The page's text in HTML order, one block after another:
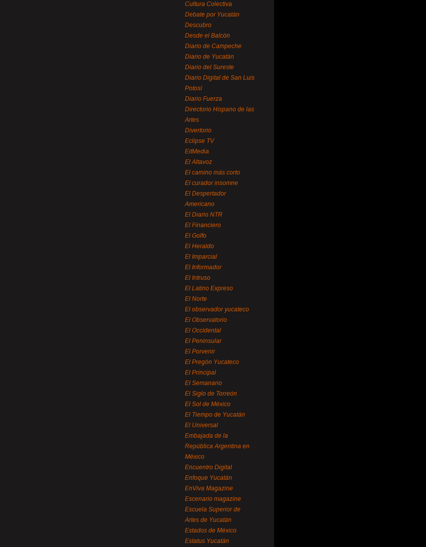
Cultura Colectiva
Debate por Yucatán
Descubro
Desde el Balcón
Diario de Campeche
Diario de Yucatán
Diario del Sureste
Diario Digital de San Luis
Potosí
Diario Fuerza
Directorio Hispano de las
Artes
Divertorio
Eclipse TV
EitMedia
El Altavoz
El camino más corto
El curador insomne
El Despertador
Americano
El Diario NTR
El Financiero
El Golfo
El Heraldo
El Imparcial
El Informador
El Intruso
El Latino Expreso
El Norte
El observador yucateco
El Observatorio
El Occidental
El Peninsular
El Porvenir
El Pregón Yucateco
El Principal
El Semanario
El Siglo de Torreón
El Sol de México
El Tiempo de Yucatán
El Universal
Embajada de la
República Argentina en
México
Encuentro Digital
Enfoque Yucatán
EnViva Magazine
Escenario magazine
Escuela Superior de
Artes de Yucatán
Estados de México
Estatus Yucatán